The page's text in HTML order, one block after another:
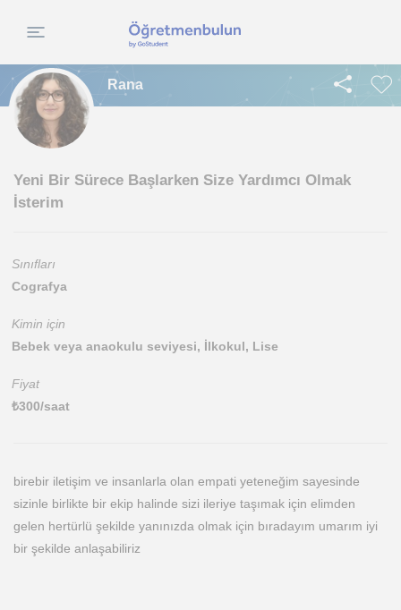
Rana
Yeni Bir Sürece Başlarken Size Yardımcı Olmak
İsterim
Sınıfları
Cografya
Kimin için
Bebek veya anaokulu seviyesi, İlkokul, Lise
Fiyat
₺300/saat
birebir iletişim ve insanlarla olan empati yeteneğim sayesinde
sizinle birlikte bir ekip halinde sizi ileriye taşımak için elimden
gelen hertürlü şekilde yanınızda olmak için bıradayım umarım iyi
bir şekilde anlaşabiliriz